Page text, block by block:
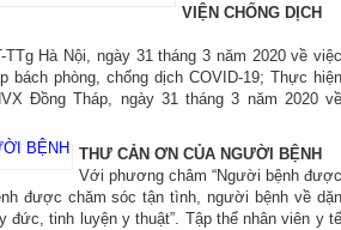
VIỆN CHỐNG DỊCH
Hà Nội, ngày 31 tháng 3 năm 2020 về việc
bách phòng, chống dịch COVID-19; Thực hiện
Đồng Tháp, ngày 31 tháng 3 năm 2020 về
THƯ CẢN ƠN CỦA NGƯỜI BỆNH
Với phương châm “Người bệnh được
được chăm sóc tận tình, người bệnh về dặn
đức, tinh luyện y thuật”. Tập thể nhân viên y tế